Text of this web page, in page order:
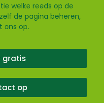
welke reeds op de
de pagina beheren,
ons op.
gratis
op